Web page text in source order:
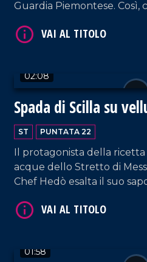
Guardia Piemontese. Così,
peperoncino e gambero
02:08
Spada di Scilla su
ST PUNTATA 22
Il protagonista della
acque dello Stretto di
Chef Hedò esalta il suo
mare e terra.
VAI AL TITOLO
01:58
VAI AL TITOLO